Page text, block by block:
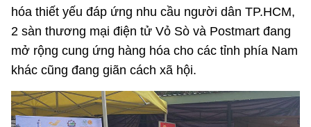
Sản phẩm
Dịch vụ
Báo điện tử
Đổi mới sáng tạo
Sản phẩm
Bưu chính
Sản phẩm
Dịch vụ
Viễn thông
Sản phẩm
Công nghệ thông tin, Điện tử
hóa thiết yếu đáp ứng nhu cầu người dân TP.HCM,
2 sàn thương mại điện tử Vỏ Sò và Postmart đang
mở rộng cung ứng hàng hóa cho các tỉnh phía Nam
khác cũng đang giãn cách xã hội.